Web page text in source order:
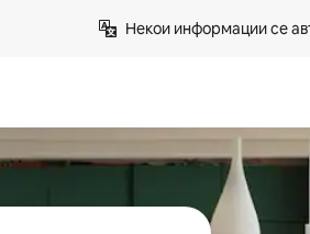
Некои информации се